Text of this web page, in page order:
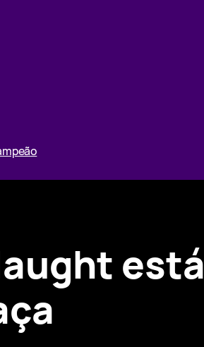
está